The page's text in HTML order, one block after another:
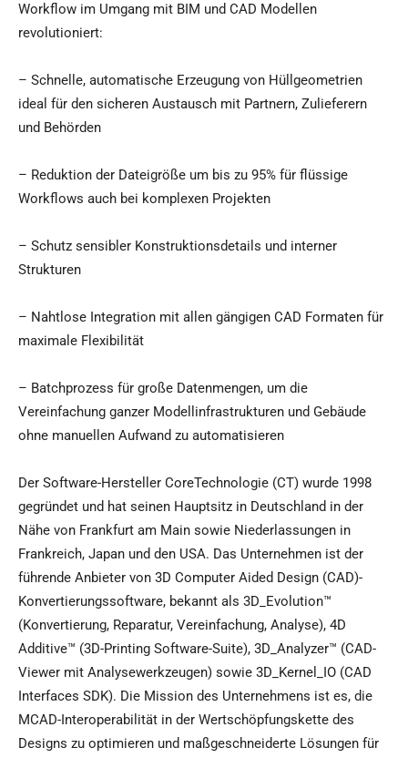
Workflow im Umgang mit BIM und CAD Modellen
revolutioniert:
– Schnelle, automatische Erzeugung von Hüllgeometrien
ideal für den sicheren Austausch mit Partnern, Zulieferern
und Behörden
– Reduktion der Dateigröße um bis zu 95% für flüssige
Workflows auch bei komplexen Projekten
– Schutz sensibler Konstruktionsdetails und interner
Strukturen
– Nahtlose Integration mit allen gängigen CAD Formaten für
maximale Flexibilität
– Batchprozess für große Datenmengen, um die
Vereinfachung ganzer Modellinfrastrukturen und Gebäude
ohne manuellen Aufwand zu automatisieren
Der Software-Hersteller CoreTechnologie (CT) wurde 1998
gegründet und hat seinen Hauptsitz in Deutschland in der
Nähe von Frankfurt am Main sowie Niederlassungen in
Frankreich, Japan und den USA. Das Unternehmen ist der
führende Anbieter von 3D Computer Aided Design (CAD)-
Konvertierungssoftware, bekannt als 3D_Evolution™
(Konvertierung, Reparatur, Vereinfachung, Analyse), 4D
Additive™ (3D-Printing Software-Suite), 3D_Analyzer™ (CAD-
Viewer mit Analysewerkzeugen) sowie 3D_Kernel_IO (CAD
Interfaces SDK). Die Mission des Unternehmens ist es, die
MCAD-Interoperabilität in der Wertschöpfungskette des
Designs zu optimieren und maßgeschneiderte Lösungen für